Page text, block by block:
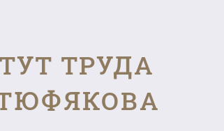
ТРУДА